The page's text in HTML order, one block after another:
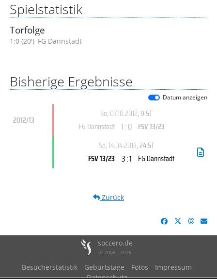
Spielstatistik
Torfolge
1:0 (20') FG Dannstadt
Bisherige Ergebnisse
Datum anzeigen
2012/13
So, 07.10.2012, 9.ST
FG Dannstadt 1 : 0 FSV 13/23
So, 14.04.2013, 24.ST
FSV 13/23 3 : 1 FG Dannstadt
Zurück
soccero.de
© 2006 - 2026
Besucherstatistik Geburtstage Fotos
Impressum